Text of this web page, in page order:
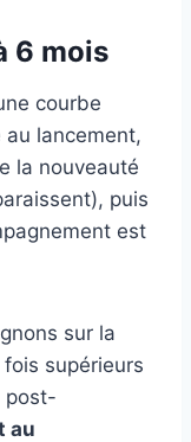
6 mois
courbe
au lancement,
la nouveauté
puis
est
sur la
supérieurs
post-
au